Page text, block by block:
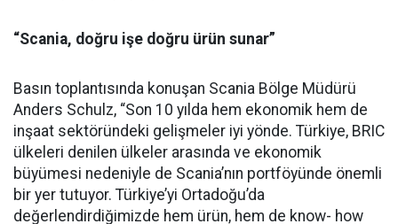
“Scania, doğru işe doğru ürün sunar”
Basın toplantısında konuşan Scania Bölge Müdürü
Anders Schulz, “Son 10 yılda hem ekonomik hem de
inşaat sektöründeki gelişmeler iyi yönde. Türkiye, BRIC
ülkeleri denilen ülkeler arasında ve ekonomik
büyümesi nedeniyle de Scania’nın portföyünde önemli
bir yer tutuyor. Türkiye’yi Ortadoğu’da
değerlendirdiğimizde hem ürün, hem de know- how